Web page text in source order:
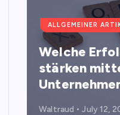
ALLGEMEINER
Welche
stärken
Waltraud July 12,